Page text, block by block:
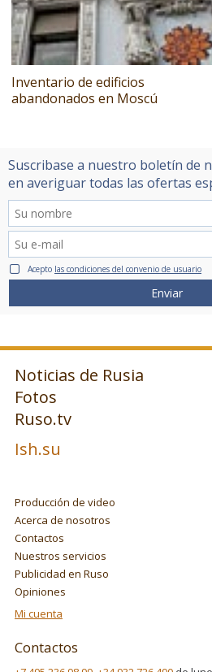
Inventario de edificios
abandonados en Moscú
Suscribase a nuestro boletín de
en averiguar todas las ofertas
Acepto las condiciones del convenio de usuario
Enviar
Noticias de Rusia
Fotos
Ruso.tv
Ish.su
Producción de video
Acerca de nosotros
Contactos
Nuestros servicios
Publicidad en Ruso
Opiniones
Mi cuenta
Contactos